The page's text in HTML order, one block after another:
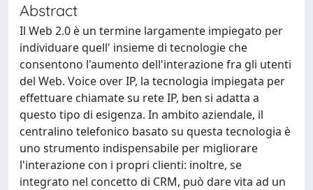
Abstract
Il Web 2.0 è un termine largamente impiegato per
individuare quell' insieme di tecnologie che
consentono l'aumento dell'interazione fra gli utenti
del Web. Voice over IP, la tecnologia impiegata per
effettuare chiamate su rete IP, ben si adatta a
questo tipo di esigenza. In ambito aziendale, il
centralino telefonico basato su questa tecnologia è
uno strumento indispensabile per migliorare
l'interazione con i propri clienti: inoltre, se
integrato nel concetto di CRM, può dare vita ad un